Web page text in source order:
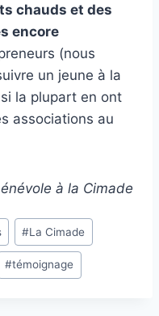
chauds et des
encore
(nous
un jeune à la
la plupart en ont
associations au
à la Cimade
#La Cimade
#témoignage